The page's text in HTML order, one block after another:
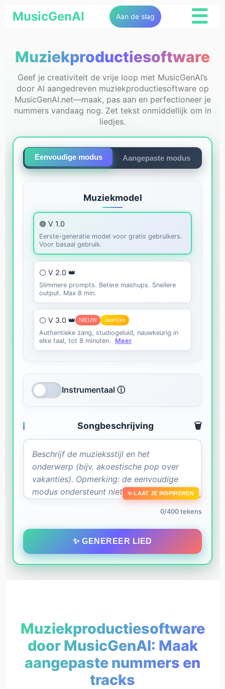
MusicGenAI Aan de slag ☰
Muziekproductiesoftware
Geef je creativiteit de vrije loop met MusicGenAI’s
door AI aangedreven muziekproductiesoftware op
MusicGenAI.net—maak, pas aan en perfectioneer je
nummers vandaag nog. Zet tekst onmiddellijk om in
liedjes.
Eenvoudige modus Aangepaste modus
Muziekmodel
🟣 V 1.0
Eerste-generatie model voor gratis gebruikers.
Voor basaal gebruik.
⚪ V 2.0 👑
Slimmere prompts. Betere mashups. Snellere
output. Max 8 min.
⚪ V 3.0 👑 NIEUW Jaarlijks
Authentieke zang, studiogeluid, nauwkeurig in
elke taal, tot 8 minuten.
Meer
Instrumentaal ⓘ
Songbeschrijving 🗑️
✨ LAAT JE INSPIREREN
0/400 tekens
✨ GENEREER LIED
Muziekproductiesoftware
door MusicGenAI: Maak
aangepaste nummers en
tracks